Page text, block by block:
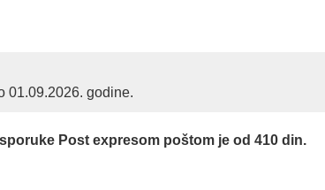
01.09.2026. godine.
Post expresom poštom je od 410 din.